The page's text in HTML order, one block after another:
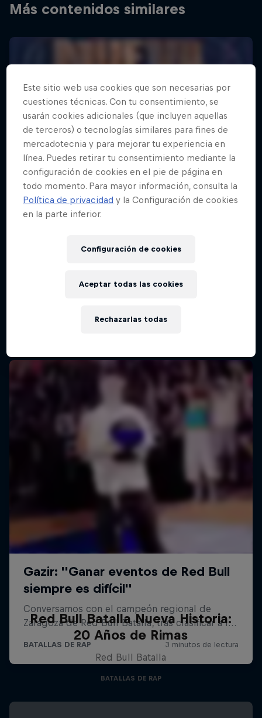
Más contenidos similares
Red Bull Batalla Nueva Historia:
20 Años de Rimas
Red Bull Batalla
BATALLAS DE RAP
Este sitio web usa cookies que son necesarias por
cuestiones técnicas. Con tu consentimiento, se
usarán cookies adicionales (que incluyen aquellas
de terceros) o tecnologías similares para fines de
mercadotecnia y para mejorar tu experiencia en
línea. Puedes retirar tu consentimiento mediante la
configuración de cookies en el pie de página en
todo momento. Para mayor información, consulta la
Política de privacidad y la Configuración de cookies
en la parte inferior.
Configuración de cookies
Rechazarlas todas
Aceptar todas las cookies